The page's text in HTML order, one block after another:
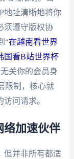
地址清晰地将你
须遵守版权协
“在越南看世界
国看B站世界杯
关你的会员身
限制，核心就
问请求。
络加速伙伴
但并非所有都适